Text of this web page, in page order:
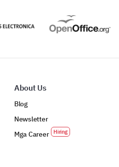
About Us
Blog
Newsletter
Mga Career